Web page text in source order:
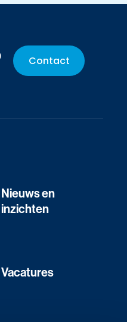
Contact
Nieuws en
inzichten
Vacatures